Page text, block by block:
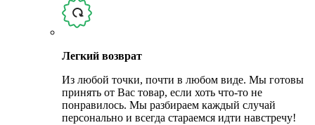
Легкий возврат
Из любой точки, почти в любом виде. Мы готовы
принять от Вас товар, если хоть что-то не
понравилось. Мы разбираем каждый случай
персонально и всегда стараемся идти навстречу!